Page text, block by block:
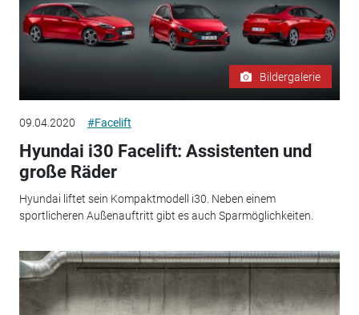
Bildergalerie
09.04.2020 #Facelift
Hyundai i30 Facelift: Assistenten und
große Räder
Hyundai liftet sein Kompaktmodell i30. Neben einem
sportlicheren Außenauftritt gibt es auch Sparmöglichkeiten.